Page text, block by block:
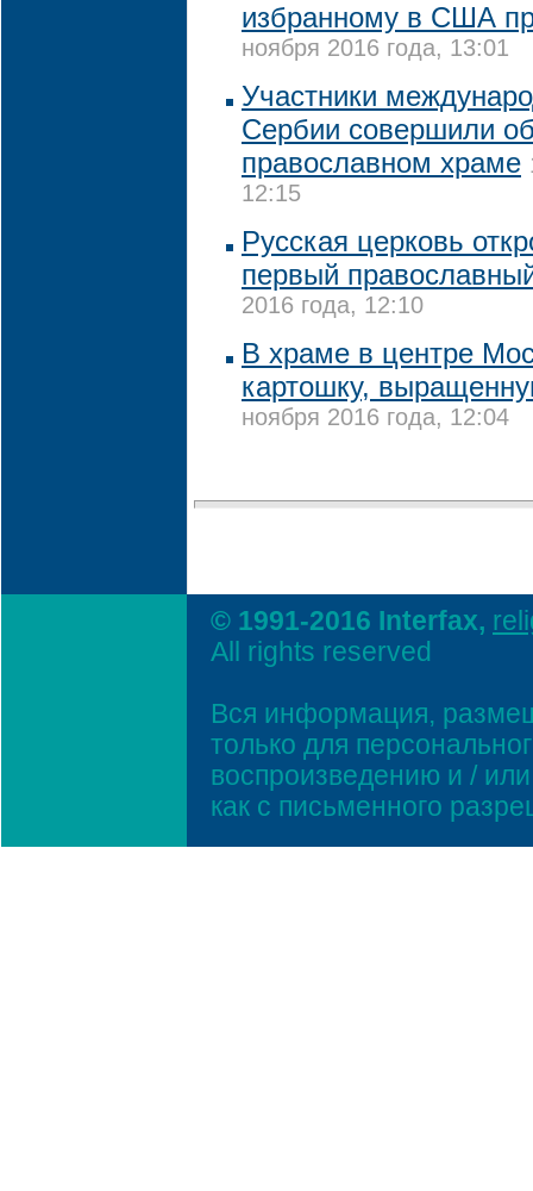
избранному в США
ноября 2016 года, 13:01
Участники
Сербии совершили
православном храме
12:15
Русская церковь
первый
2016 года, 12:10
В храме в центре
картошку,
ноября 2016 года, 12:04
© 1991-2016 Interfax,
All rights reserved
Вся информация,
только для
воспроизведению и /
как с письменного